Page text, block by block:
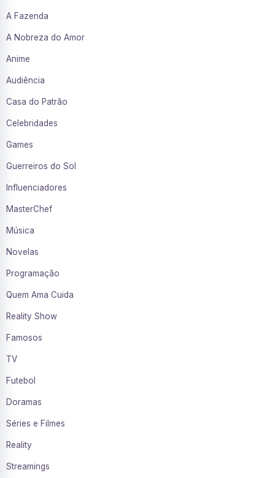
A Fazenda
A Nobreza do Amor
Anime
Audiência
Casa do Patrão
Celebridades
Games
Guerreiros do Sol
Influenciadores
MasterChef
Música
Novelas
Programação
Quem Ama Cuida
Reality Show
Famosos
TV
Futebol
Doramas
Séries e Filmes
Reality
Streamings